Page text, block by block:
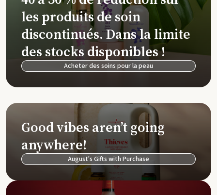
les produits de soin
discontinués. Dans la limite
des stocks disponibles !
Acheter des soins pour la peau
Good vibes aren’t going
anywhere!
August's Gifts with Purchase